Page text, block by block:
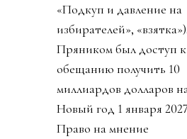
FFE, который будет
рулить, то есть
“развивать” футбол по
миру. 211 федерациям
дали 53 дня принять
этот план и получить 40
миллионов долларов или